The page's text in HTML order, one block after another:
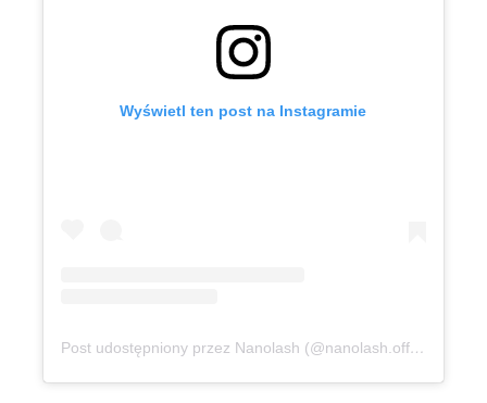
Wyświetl ten post na Instagramie
Post udostępniony przez Nanolash (@nanolash.official)